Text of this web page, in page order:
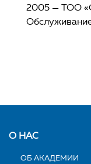
2005 — ТОО
О НАС
ОБ АКАДЕМИИ